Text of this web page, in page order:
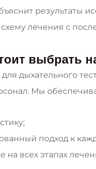
результаты
лечения с
выбрать
дыхательного
Мы
подход к
на всех этапах